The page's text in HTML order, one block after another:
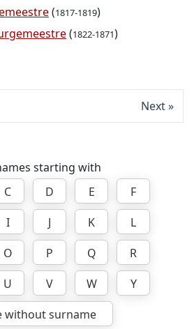
(1817-1819)
(1822-1871)
Next
starting with
C D E
F
I J K
L
O P Q
R
U V W
Y
without surname